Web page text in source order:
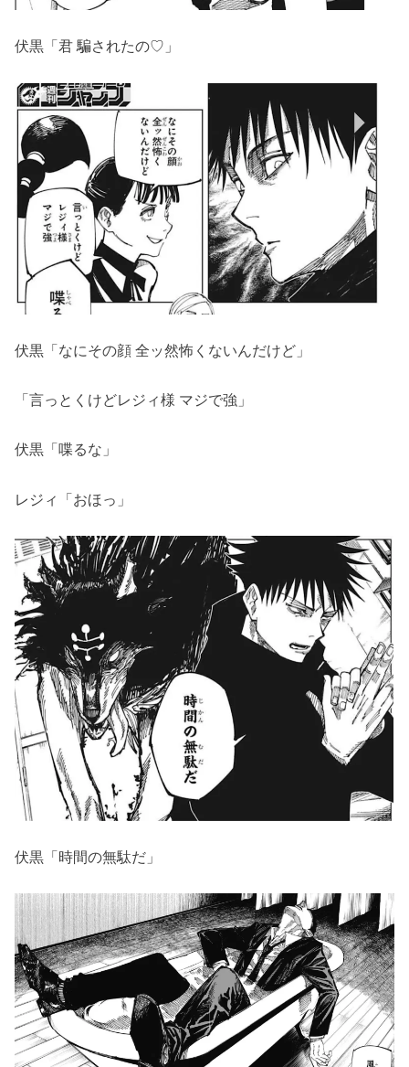
伏黒「君 騙されたの♡」
伏黒「なにその顔 全ッ然怖くないんだけど」
「言っとくけどレジィ様 マジで強」
伏黒「喋るな」
レジィ「おほっ」
伏黒「時間の無駄だ」